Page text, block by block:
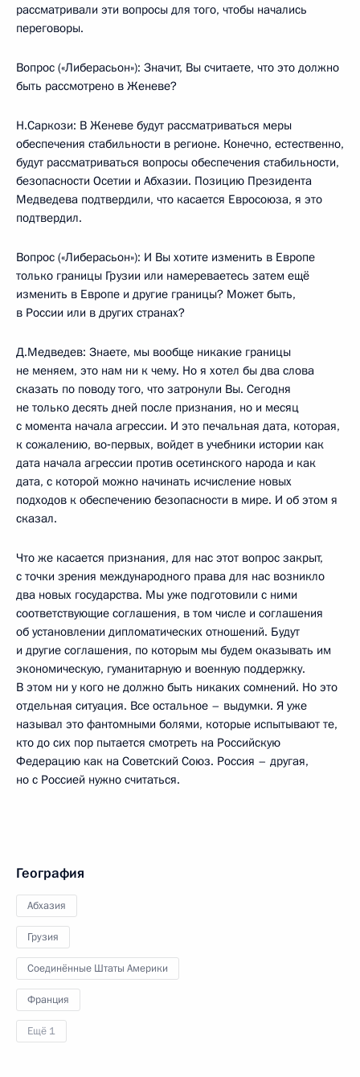
рассматривали эти вопросы для того, чтобы начались
переговоры.
Вопрос («Либерасьон»): Значит, Вы считаете, что это должно
быть рассмотрено в Женеве?
Н.Саркози: В Женеве будут рассматриваться меры
обеспечения стабильности в регионе. Конечно, естественно,
будут рассматриваться вопросы обеспечения стабильности,
безопасности Осетии и Абхазии. Позицию Президента
Медведева подтвердили, что касается Евросоюза, я это
подтвердил.
Вопрос («Либерасьон»): И Вы хотите изменить в Европе
только границы Грузии или намереваетесь затем ещё
изменить в Европе и другие границы? Может быть,
в России или в других странах?
Д.Медведев: Знаете, мы вообще никакие границы
не меняем, это нам ни к чему. Но я хотел бы два слова
сказать по поводу того, что затронули Вы. Сегодня
не только десять дней после признания, но и месяц
с момента начала агрессии. И это печальная дата, которая,
к сожалению, во‑первых, войдет в учебники истории как
дата начала агрессии против осетинского народа и как
дата, с которой можно начинать исчисление новых
подходов к обеспечению безопасности в мире. И об этом я
сказал.
Что же касается признания, для нас этот вопрос закрыт,
с точки зрения международного права для нас возникло
два новых государства. Мы уже подготовили с ними
соответствующие соглашения, в том числе и соглашения
об установлении дипломатических отношений. Будут
и другие соглашения, по которым мы будем оказывать им
экономическую, гуманитарную и военную поддержку.
В этом ни у кого не должно быть никаких сомнений. Но это
отдельная ситуация. Все остальное – выдумки. Я уже
называл это фантомными болями, которые испытывают те,
кто до сих пор пытается смотреть на Российскую
Федерацию как на Советский Союз. Россия – другая,
но с Россией нужно считаться.
География
Абхазия
Грузия
Соединённые Штаты Америки
Франция
Ещё 1